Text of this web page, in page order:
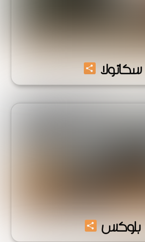
سكاتولا
بلوكس Share